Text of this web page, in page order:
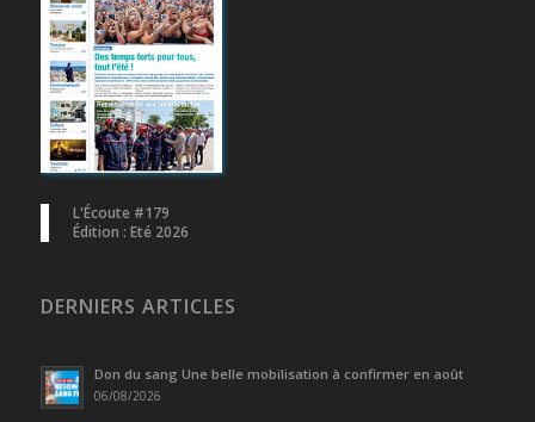
L'Écoute #179
Édition : Eté 2026
DERNIERS ARTICLES
Don du sang Une belle mobilisation à confirmer en août
06/08/2026